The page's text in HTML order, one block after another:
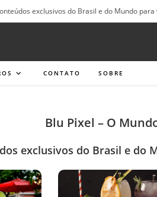
exclusivos do Brasil e do Mundo
CONTATO SOBRE
Blu Pixel – O
exclusivos do Brasil e do